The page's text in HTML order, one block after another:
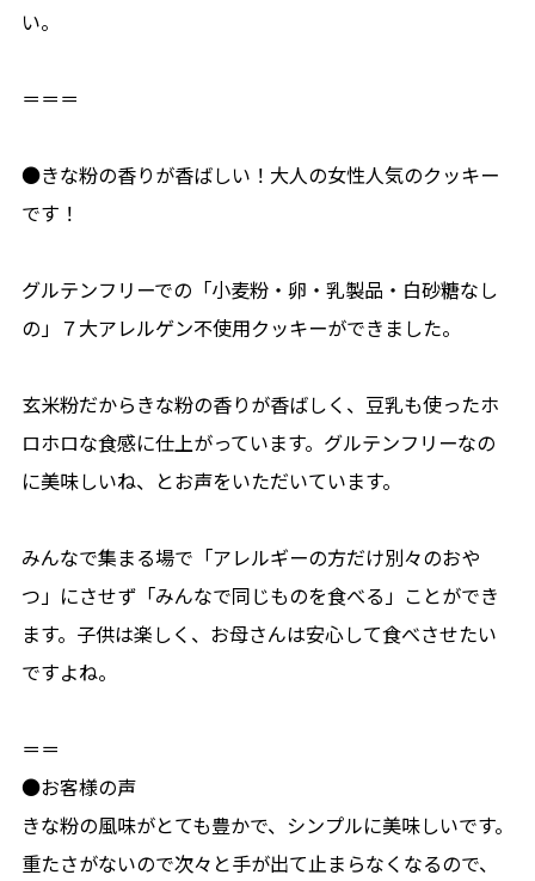
い。
＝＝＝
●きな粉の香りが香ばしい！大人の女性人気のクッキー
です！
グルテンフリーでの「小麦粉・卵・乳製品・白砂糖なし
の」７大アレルゲン不使用クッキーができました。
玄米粉だからきな粉の香りが香ばしく、豆乳も使ったホ
ロホロな食感に仕上がっています。グルテンフリーなの
に美味しいね、とお声をいただいています。
みんなで集まる場で「アレルギーの方だけ別々のおや
つ」にさせず「みんなで同じものを食べる」ことができ
ます。子供は楽しく、お母さんは安心して食べさせたい
ですよね。
＝＝
●お客様の声
きな粉の風味がとても豊かで、シンプルに美味しいです。
重たさがないので次々と手が出て止まらなくなるので、